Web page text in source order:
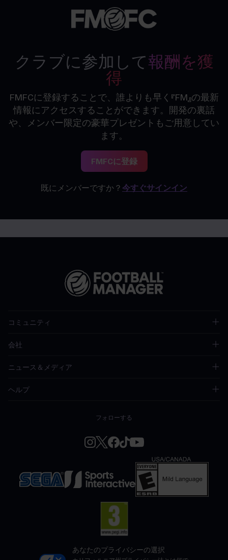
クラブに参加して報酬を獲
得
FMFCに登録することで、誰よりも早く『FM』の最新
情報にアクセスすることができます。開発の裏話
や、メンバー限定の豪華プレゼントもご用意してい
ます。
FMFCに登録
既にメンバーですか？ 今すぐサインイン
コミュニティ
会社
ニュース＆メディア
ヘルプ
フォローする
あなたのプライバシーの選択